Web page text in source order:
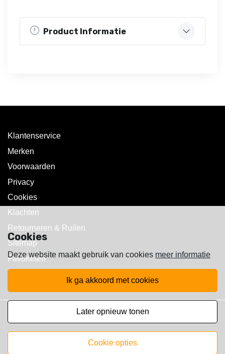
Product Informatie
Klantenservice
Merken
Voorwaarden
Privacy
Cookies
Klachten
Retourneren & Ruilen
Sitemap
Favorieten
Copyright © 2025 Walst Rc's
Cookies
Deze website maakt gebruik van cookies meer informatie
ik ga akkoord met cookies
later opnieuw tonen
cookie opties